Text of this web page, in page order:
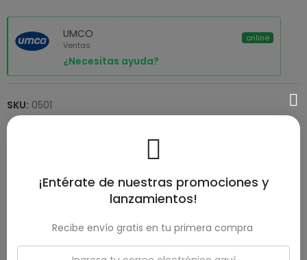
UMCO
Ventas
¿Necesitas ayuda?
online
SKU: 0501
Arrocera Umco de 300 W con capacidad de 0.6 litros con
recipiente removible con antiadherente. Apto para uso
doméstico y con 2 años de garantía por defecto de fábrica.
DETALLES DEL PRODUCTO
¡Entérate de nuestras promociones y
lanzamientos!
Recibe envío gratis en tu primera compra